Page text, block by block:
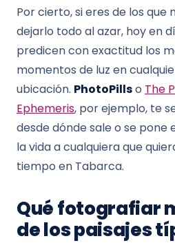
Por cierto, si eres de los que
dejarlo todo al azar, hoy en
predicen con exactitud los
momentos de luz en
ubicación. PhotoPillso The
Ephemeris, por ejemplo, te
desde dónde sale o se pone
la vida a cualquiera que
tiempo en Tabarca.
Qué fotografiar
de los paisajes